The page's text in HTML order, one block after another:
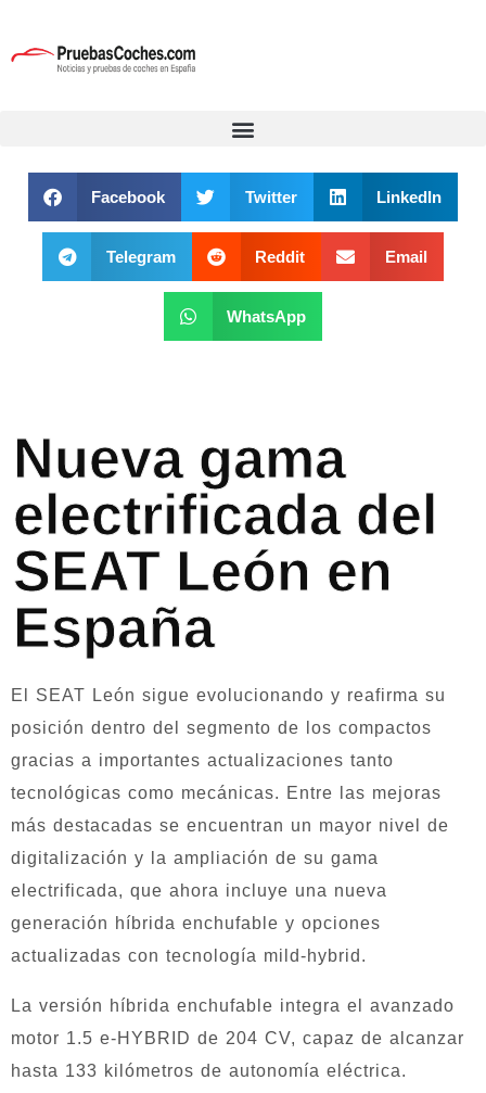
Facebook Twitter LinkedIn
Telegram Reddit Email
WhatsApp
Nueva gama
electrificada del
SEAT León en
España
El SEAT León sigue evolucionando y reafirma su
posición dentro del segmento de los compactos
gracias a importantes actualizaciones tanto
tecnológicas como mecánicas. Entre las mejoras
más destacadas se encuentran un mayor nivel de
digitalización y la ampliación de su gama
electrificada, que ahora incluye una nueva
generación híbrida enchufable y opciones
actualizadas con tecnología mild-hybrid.
La versión híbrida enchufable integra el avanzado
motor 1.5 e-HYBRID de 204 CV, capaz de alcanzar
hasta 133 kilómetros de autonomía eléctrica.